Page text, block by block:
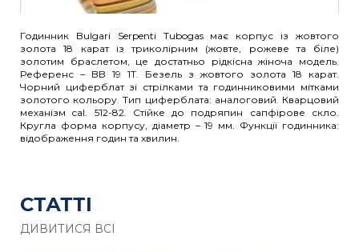
Годинник Bulgari Serpenti Tubogas має корпус із жовтого
золота 18 карат із триколірним (жовте, рожеве та біле)
золотим браслетом, це достатньо рідкісна жіноча модель.
Референс – BB 19 1T. Безель з жовтого золота 18 карат.
Чорний циферблат зі стрілками та годинниковими мітками
золотого кольору. Тип циферблата: аналоговий. Кварцовий
механізм cal. 512-82. Стійке до подряпин сапфірове скло.
Кругла форма корпусу, діаметр – 19 мм. Функції годинника:
відображення годин та хвилин.
СТАТТІ
ДИВИТИСЯ ВСІ